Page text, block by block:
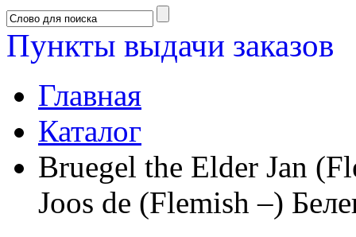
Пункты выдачи заказов
Главная
Каталог
Bruegel the Elder Jan
Joos de (Flemish –)